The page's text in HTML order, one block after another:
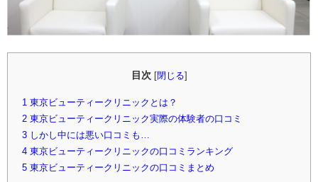
目次 閉じる
1 東京ビューティークリニックとは？
2 東京ビューティークリニック実際の体験者の口コミ
3 しかし中には悪い口コミも…
4 東京ビューティークリニックの口コミランキング
5 東京ビューティークリニックの口コミまとめ